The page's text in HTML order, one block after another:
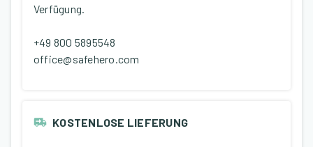
Verfügung.
+49 800 5895548
office@safehero.com
KOSTENLOSE LIEFERUNG